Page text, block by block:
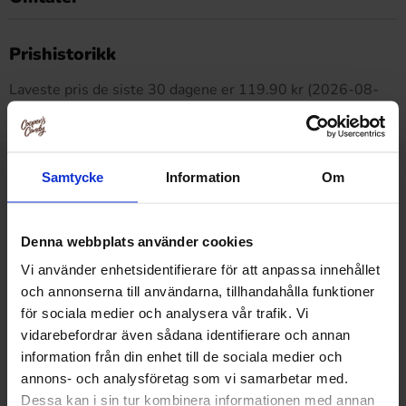
Samtycke Information Om
Denna webbplats använder cookies
Vi använder enhetsidentifierare för att anpassa innehållet
och annonserna till användarna, tillhandahålla funktioner
för sociala medier och analysera vår trafik. Vi
vidarebefordrar även sådana identifierare och annan
information från din enhet till de sociala medier och
annons- och analysföretag som vi samarbetar med.
Dessa kan i sin tur kombinera informationen med annan
Prishistorikk
Laveste pris de siste 30 dagene er 119.90 kr (2026-08-
06)
Relaterte produkter